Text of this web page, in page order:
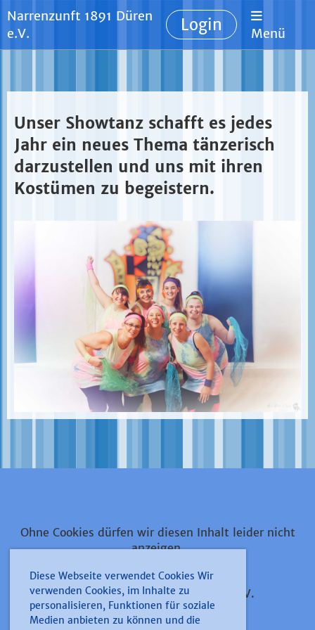
Diese Webseite verwendet Cookies Wir
verwenden Cookies, im Inhalte zu
personalisieren, Funktionen für soziale
Medien anbieten zu können und die
Narrenzunft 1891 Düren
e.V.
Login Menü
Unser Showtanz schafft es jedes
Jahr ein neues Thema tänzerisch
darzustellen und uns mit ihren
Kostümen zu begeistern.
Ohne Cookies dürfen wir diesen Inhalt leider nicht
anzeigen.
Narrenzunft 1891 Kolpingfamilie Düren e.V.